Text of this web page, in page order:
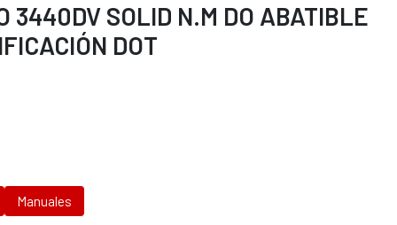
3440DV SOLID N.M DO ABATIBLE
DOT
Manuales